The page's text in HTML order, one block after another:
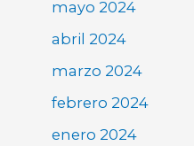
mayo 2024
abril 2024
marzo 2024
febrero 2024
enero 2024